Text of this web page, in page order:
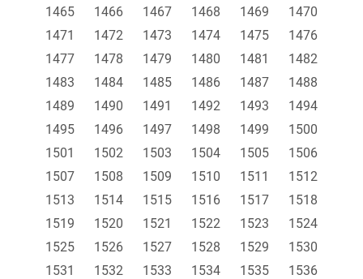
1465
1466 1467 1468 1469
1470
1471
1472 1473 1474 1475
1476
1477
1478 1479 1480 1481
1482
1483
1484 1485 1486 1487
1488
1489
1490 1491 1492 1493
1494
1495
1496 1497 1498 1499
1500
1501
1502 1503 1504 1505
1506
1507
1508 1509 1510 1511
1512
1513
1514 1515 1516 1517
1518
1519
1520 1521 1522 1523
1524
1525
1526 1527 1528 1529
1530
1531
1532 1533 1534 1535
1536